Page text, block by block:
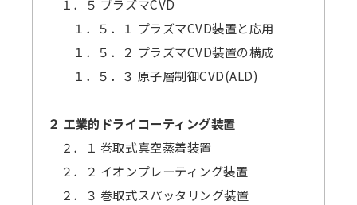
１．５ プラズマCVD
１．５．１ プラズマCVD装置と応用
１．５．２ プラズマCVD装置の構成
１．５．３ 原子層制御CVD(ALD)
２ 工業的ドライコーティング装置
２．１ 巻取式真空蒸着装置
２．２ イオンプレーティング装置
２．３ 巻取式スパッタリング装置